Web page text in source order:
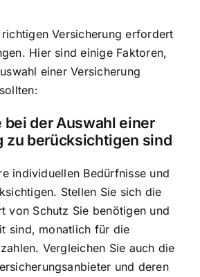
Versicherung erfordert
Hier sind einige Faktoren,
einer Versicherung
bei der Auswahl einer
zu berücksichtigen sind
individuellen Bedürfnisse und
Stellen Sie sich die
von Schutz Sie benötigen und
sind, monatlich für die
Vergleichen Sie auch die
und deren